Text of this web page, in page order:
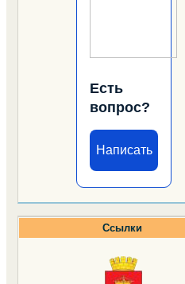
Есть
вопрос?
Написать
Ссылки